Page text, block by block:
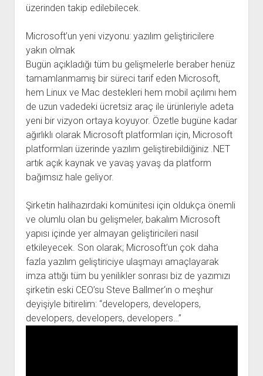
üzerinden takip edilebilecek.
Microsoft’un yeni vizyonu: yazılım geliştiricilere
yakın olmak
Bugün açıkladığı tüm bu gelişmelerle beraber henüz
tamamlanmamış bir süreci tarif eden Microsoft,
hem Linux ve Mac destekleri hem mobil açılımı hem
de uzun vadedeki ücretsiz araç ile ürünleriyle adeta
yeni bir vizyon ortaya koyuyor. Özetle bugüne kadar
ağırlıklı olarak Microsoft platformları için, Microsoft
platformları üzerinde yazılım geliştirebildiğiniz .NET
artık açık kaynak ve yavaş yavaş da platform
bağımsız hale geliyor.
Şirketin halihazırdaki komünitesi için oldukça önemli
ve olumlu olan bu gelişmeler, bakalım Microsoft
yapısı içinde yer almayan geliştiricileri nasıl
etkileyecek. Son olarak; Microsoft’un çok daha
fazla yazılım geliştiriciye ulaşmayı amaçlayarak
imza attığı tüm bu yenilikler sonrası biz de yazımızı
şirketin eski CEO’su Steve Ballmer‘ın o meşhur
deyişiyle bitirelim: “developers, developers,
developers, developers, developers…”